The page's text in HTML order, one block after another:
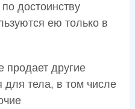
достоинству
ею только в
продает другие
для тела, в том числе